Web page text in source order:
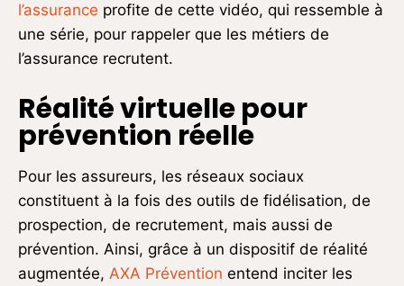
l’assurance profite de cette vidéo, qui ressemble à
une série, pour rappeler que les métiers de
l’assurance recrutent.
Réalité virtuelle pour
prévention réelle
Pour les assureurs, les réseaux sociaux
constituent à la fois des outils de fidélisation, de
prospection, de recrutement, mais aussi de
prévention. Ainsi, grâce à un dispositif de réalité
augmentée, AXA Prévention entend inciter les